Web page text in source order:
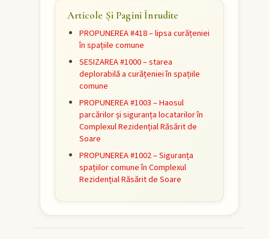
Articole Și Pagini Înrudite
PROPUNEREA #418 – lipsa curățeniei
în spațiile comune
SESIZAREA #1000 – starea
deplorabilă a curățeniei în spațiile
comune
PROPUNEREA #1003 – Haosul
parcărilor și siguranța locatarilor în
Complexul Rezidențial Răsărit de
Soare
PROPUNEREA #1002 – Siguranța
spațiilor comune în Complexul
Rezidențial Răsărit de Soare